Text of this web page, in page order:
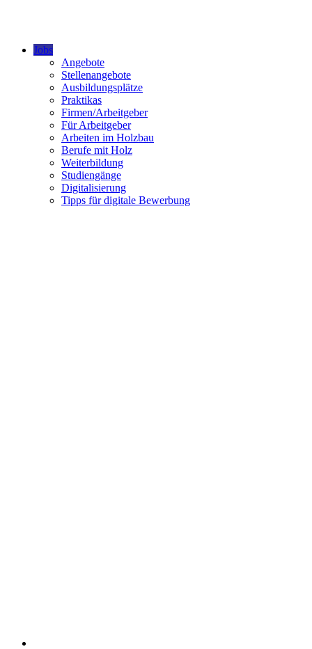
Jobs
Angebote
Stellenangebote
Ausbildungsplätze
Praktikas
Firmen/Arbeitgeber
Für Arbeitgeber
Arbeiten im Holzbau
Berufe mit Holz
Weiterbildung
Studiengänge
Digitalisierung
Tipps für digitale Bewerbung